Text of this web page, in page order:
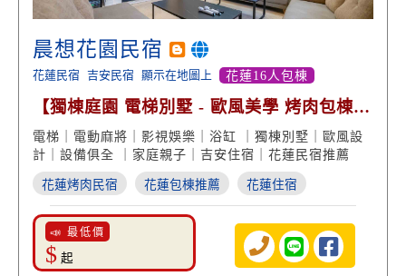
晨想花園民宿
花蓮民宿 吉安民宿 顯示在地圖上 花蓮16人包棟
【獨棟庭園 電梯別墅 - 歐風美學 烤肉包棟
泡澡放鬆】
電梯｜電動麻將｜影視娛樂｜浴缸 ｜獨棟別墅｜歐風設
計｜設備俱全 ｜家庭親子｜吉安住宿｜花蓮民宿推薦
花蓮烤肉民宿 花蓮包棟推薦 花蓮住宿
📣 最低價
$ 起